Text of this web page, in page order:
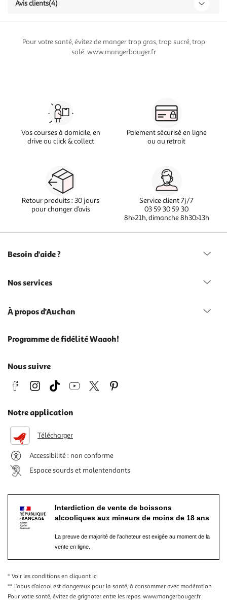
Avis clients(4)
Pour votre santé, évitez de manger trop gras, trop sucré, trop
salé. www.mangerbouger.fr
Vos courses à domicile, en
drive ou click & collect
Paiement sécurisé en ligne
ou au retrait
Retour produits : 30 jours
pour changer d’avis
Service client 7j/7
03 59 30 59 30
8h>21h, dimanche 8h30>13h
Besoin d'aide ?
Nos services
À propos d'Auchan
Programme de fidélité Waaoh!
Nous suivre
Notre application
Télécharger
Accessibilité : non conforme
Espace sourds et malentendants
Interdiction de vente de boissons
alcooliques aux mineurs de moins de 18 ans
La preuve de majorité de l'acheteur est exigée au moment de la
vente en ligne.
* Voir les conditions en cliquant ici
** L’abus d’alcool est dangereux pour la santé, à consommer avec modération
Pour votre santé, évitez de grignoter entre les repas. www.mangerbouger.fr